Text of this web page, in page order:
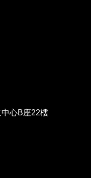
心B座22樓